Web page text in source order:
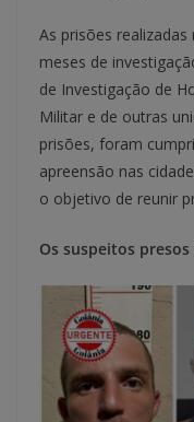
As prisões
meses de
de Investigação de
Militar e de outras
prisões, foram
apreensão nas
o objetivo de reunir
Os suspeitos